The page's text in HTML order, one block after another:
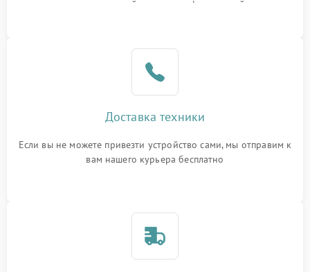
или оставить свой номер телефона на сайте
Доставка техники
Если вы не можете привезти устройство сами, мы отправим к
вам нашего курьера бесплатно